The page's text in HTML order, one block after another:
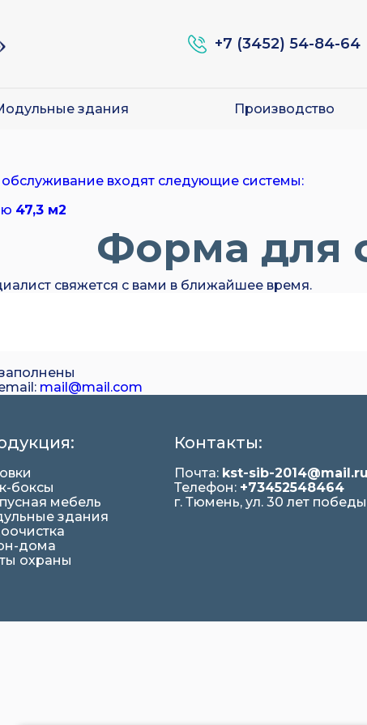
+7 (3452) 54-84-64
здания Производство
входят следующие системы:
47,3 м2
Форма для
свяжется с вами в ближайшее время.
mail@mail.com
боксы
мебель
здания
дома
охраны
Контакты:
Почта: kst-sib-2014@mail.ru
Телефон: +73452548464
г. Тюмень, ул. 30 лет победы